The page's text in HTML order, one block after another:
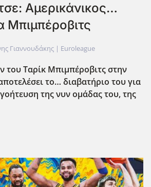
Αμερικάνικος…
Μπιμπέροβιτς
Γιαννουδάκης | Euroleague
του Ταρίκ Μπιμπέροβιτς στην
το… διαβατήριο του για
της νυν ομάδας του, της